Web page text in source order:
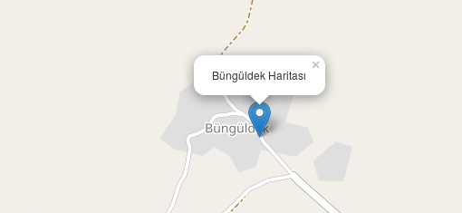
Büngüldek Haritası
×